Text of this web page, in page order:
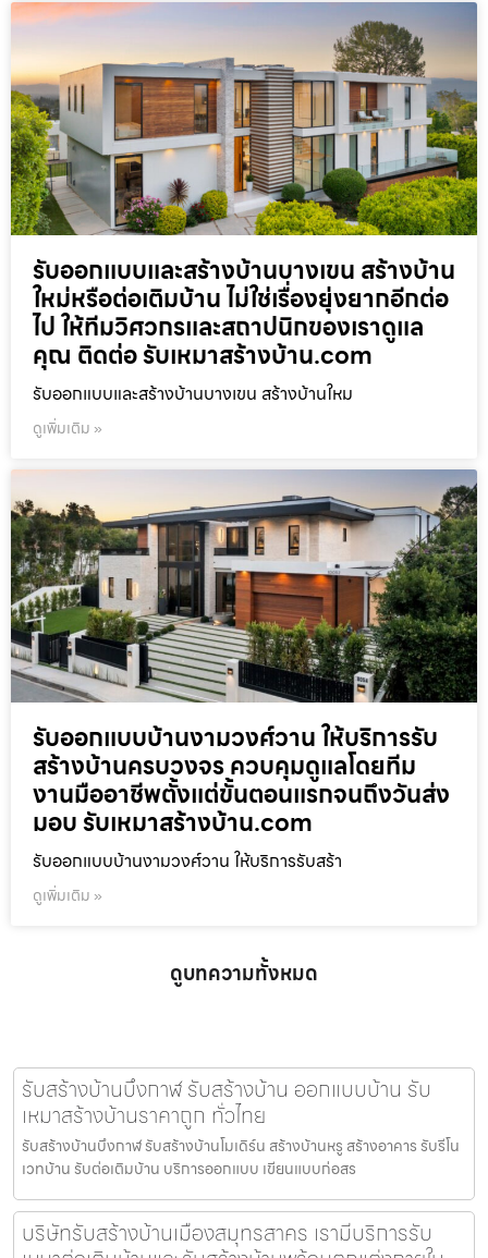
รับออกแบบและสร้างบ้านบางเขน สร้างบ้าน
ใหม่หรือต่อเติมบ้าน ไม่ใช่เรื่องยุ่งยากอีกต่อ
ไป ให้ทีมวิศวกรและสถาปนิกของเราดูแล
คุณ ติดต่อ รับเหมาสร้างบ้าน.com
รับออกแบบและสร้างบ้านบางเขน สร้างบ้านใหม
ดูเพิ่มเติม »
รับออกแบบบ้านงามวงศ์วาน ให้บริการรับ
สร้างบ้านครบวงจร ควบคุมดูแลโดยทีม
งานมืออาชีพตั้งแต่ขั้นตอนแรกจนถึงวันส่ง
มอบ รับเหมาสร้างบ้าน.com
รับออกแบบบ้านงามวงศ์วาน ให้บริการรับสร้า
ดูเพิ่มเติม »
ดูบทความทั้งหมด
รับสร้างบ้านบึงกาฬ รับสร้างบ้าน ออกแบบบ้าน รับ
เหมาสร้างบ้านราคาถูก ทั่วไทย
รับสร้างบ้านบึงกาฬ รับสร้างบ้านโมเดิร์น สร้างบ้านหรู สร้างอาคาร รับรีโน
เวทบ้าน รับต่อเติมบ้าน บริการออกแบบ เขียนแบบก่อสร
บริษัทรับสร้างบ้านเมืองสมุทรสาคร เรามีบริการรับ